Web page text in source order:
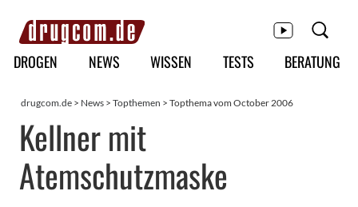
Hauptmenü
DROGEN NEWS WISSEN TESTS BERATUNG
drugcom.de > News > Topthemen > Topthema vom October 2006
Kellner mit
Atemschutzmaske